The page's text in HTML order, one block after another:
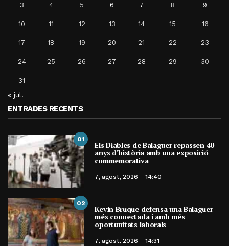
3 4 5 6 7 8 9
10 11 12 13 14 15 16
17 18 19 20 21 22 23
24 25 26 27 28 29 30
31
« jul.
ENTRADES RECENTS
01
Els Diables de Balaguer repassen 40
anys d’història amb una exposició
commemorativa
7, agost, 2026 - 14:40
02
Kevin Bruque defensa una Balaguer
més connectada i amb més
oportunitats laborals
7, agost, 2026 - 14:31